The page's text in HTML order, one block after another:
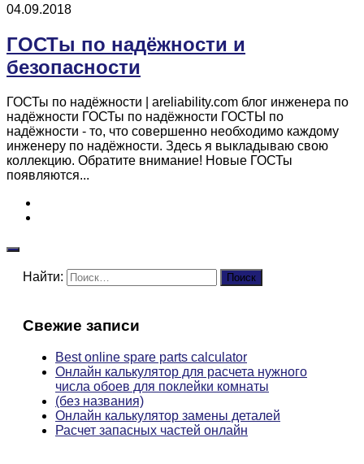
04.09.2018
ГОСТы по надёжности и
безопасности
ГОСТы по надёжности | areliability.com блог инженера по
надёжности ГОСТы по надёжности ГОСТЫ по
надёжности - то, что совершенно необходимо каждому
инженеру по надёжности. Здесь я выкладываю свою
коллекцию. Обратите внимание! Новые ГОСТы
появляются...
Найти:
Свежие записи
Best online spare parts calculator
Онлайн калькулятор для расчета нужного
числа обоев для поклейки комнаты
(без названия)
Онлайн калькулятор замены деталей
Расчет запасных частей онлайн